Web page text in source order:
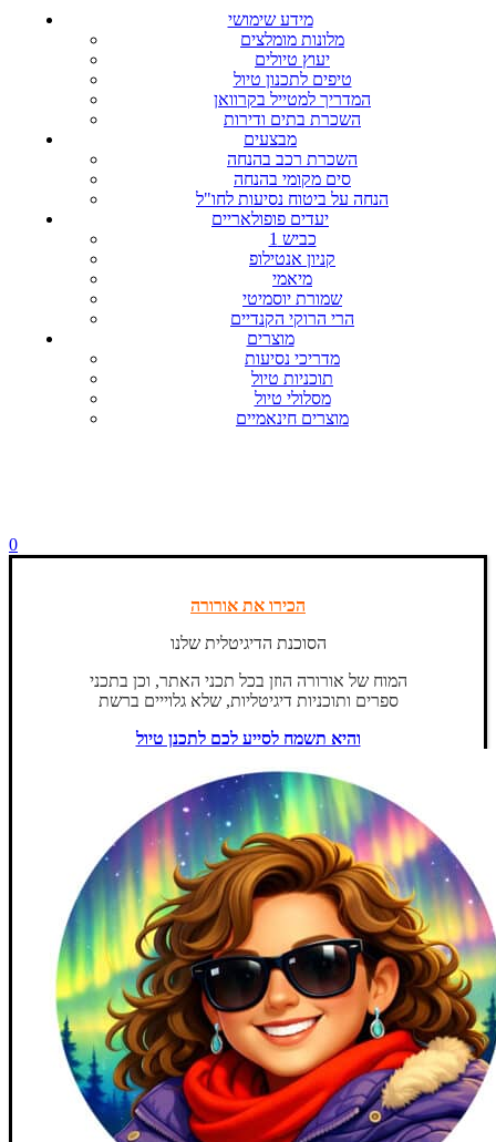
מידע שימושי
מלונות מומלצים
יעוץ טיולים
טיפים לתכנון טיול
המדריך למטייל בקרוואן
השכרת בתים ודירות
מבצעים
השכרת רכב בהנחה
סים מקומי בהנחה
הנחה על ביטוח נסיעות לחו"ל
יעדים פופולאריים
כביש 1
קניון אנטילופ
מיאמי
שמורת יוסמיטי
הרי הרוקי הקנדיים
מוצרים
מדריכי נסיעות
תוכניות טיול
מסלולי טיול
מוצרים חינאמיים
0
הכירו את אורורה
הסוכנת הדיגיטלית שלנו
המוח של אורורה הוזן בכל תכני האתר, וכן בתכני
ספרים ותוכניות דיגיטליות, שלא גלוייים ברשת
והיא תשמח לסייע לכם לתכנן טיול